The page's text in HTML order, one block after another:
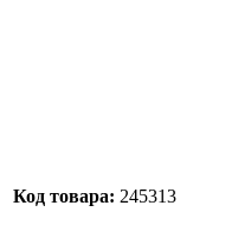
Код товара: 245313